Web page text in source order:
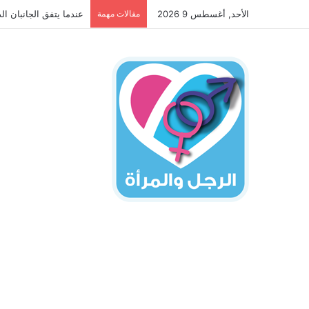
الأحد, أغسطس 9 2026 مقالات مهمة عندما يتفق الجانبان